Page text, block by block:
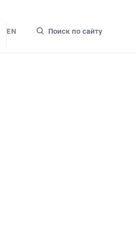
EN Поиск по сайту